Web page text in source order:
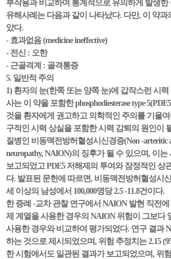
부작용과 비교하여 통계적으로 유의하게 발생
유해사례는 다음과 같이 나타났다. 다만, 이 약
았다.
- 효과없음 (medicine ineffective)
- 전신 : 오한
- 근골격계 : 골격통증
5. 일반적 주의
1) 환자의 눈(한쪽 또는 양쪽 눈)에 갑작스런 시
사는 이 약을 포함한 phosphodiesterase type
것을 환자에게 권고하고 의학적인 주의를 기울
구적인 시력 상실을 포함한 시력 감퇴의 원인이
질병인 비동맥전방허혈성시신경증(Non -arteritic
neuropathy, NAION)의 징후가 될 수 있으며, 이는
보고되었고 PDE5 저해제의 투여와 잠정적인 상
다. 발표된 문헌에 따르면, 비동맥전방허혈성시
세 이상의 남성에서 100,000명당 2.5 -11.8건이다.
한 증례 -교차 관찰 연구에서 NAION 발현 직전에
제 계열을 사용한 경우의 NAION 위험이 그보다
사용한 경우와 비교하여 평가되었다. 연구 결과
하는 것으로 제시되었으며, 위험 추정치는 2.15
한 시험에서도 일관된 결과가 보고되었으며, 위